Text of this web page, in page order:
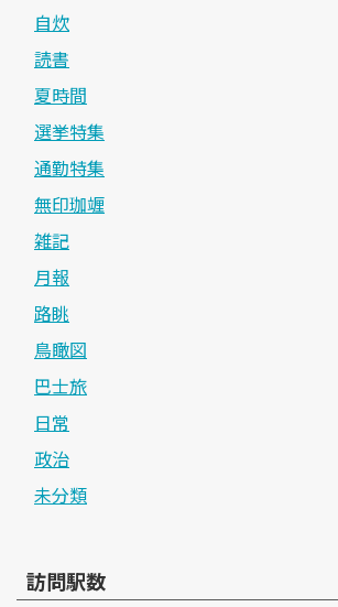
自炊
読書
夏時間
選挙特集
通勤特集
無印珈竰
雑記
月報
路眺
鳥瞰図
巴士旅
日常
政治
未分類
訪問駅数